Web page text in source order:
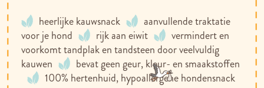
heerlijke kauwsnack
aanvullende traktatie
voor je hond
rijk aan eiwit
vermindert en
voorkomt tandplak en tandsteen door veelvuldig
kauwen
bevat geen geur, kleur- en smaakstoffen
100% hertenhuid, hypoallergene hondensnack